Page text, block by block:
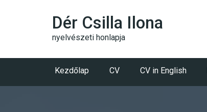
Dér Csilla Ilona
nyelvészeti honlapja
Kezdőlap CV CV in English